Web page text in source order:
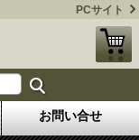
PCサイト
お問い合せ